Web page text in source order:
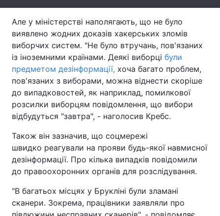
Тема оформлення
Але у міністерстві наполягають, що не було
виявлено жодних доказів хакерських зломів
виборчих систем. "Не було втручань, пов'язаних
із іноземними країнами. Деякі виборці були
предметом дезінформації, хоча багато проблем,
пов'язаних з виборами, можна віднести скоріше
до випадковостей, як наприклад, помилкової
розсилки виборцям повідомлення, що вибори
відбудуться "завтра", - наголосив Кребс.
Також він зазначив, що соцмережі
швидко реагували на прояви будь-якої навмисної
дезінформації. Про кілька випадків повідомили
до правоохоронних органів для розслідування.
"В багатьох місцях у Брукліні були зламані
сканери. Зокрема, працівники заявляли про